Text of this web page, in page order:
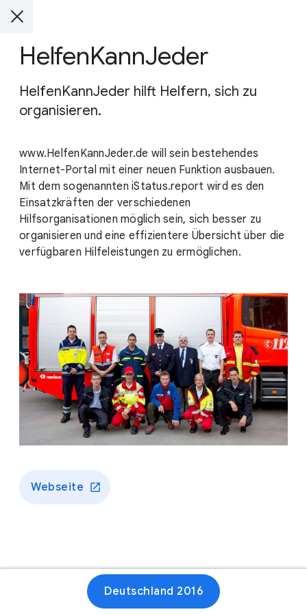
HelfenKannJeder
HelfenKannJeder hilft Helfern, sich zu
organisieren.
www.HelfenKannJeder.de will sein bestehendes
Internet-Portal mit einer neuen Funktion ausbauen.
Mit dem sogenannten iStatus.report wird es den
Einsatzkräften der verschiedenen
Hilfsorganisationen möglich sein, sich besser zu
organisieren und eine effizientere Übersicht über die
verfügbaren Hilfeleistungen zu ermöglichen.
Webseite
Deutschland 2016